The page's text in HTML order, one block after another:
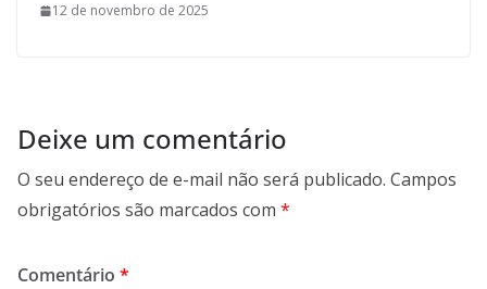
12 de novembro de 2025
Deixe um comentário
O seu endereço de e-mail não será publicado. Campos
obrigatórios são marcados com *
Comentário *